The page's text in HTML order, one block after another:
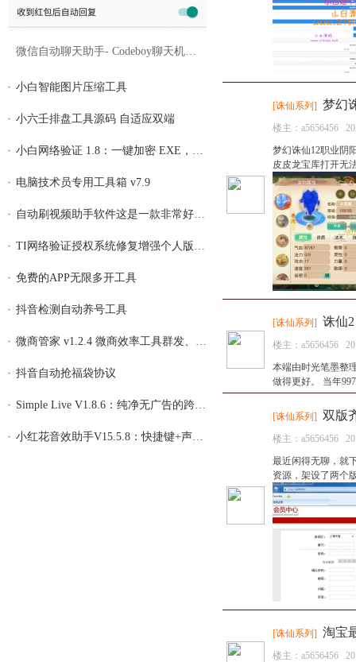
[诛仙系列] 梦幻
楼主： a5656456
梦幻诛仙12职业阴
皮皮龙宝库打开无
[诛仙系列] 诛仙
楼主： a5656456
本端由时光笔墨整
做得更好。 当年
[诛仙系列] 双版
楼主： a5656456
最近闲得无聊，就
资源，架设了两个
[诛仙系列] 淘宝
楼主： a5656456
小白智能图片压缩工具
小六壬排盘工具源码 自适应双端
电脑技术员专用工具箱 v7.9
免费的APP无限多开工具
抖音检测自动养号工具
抖音自动抢福袋协议